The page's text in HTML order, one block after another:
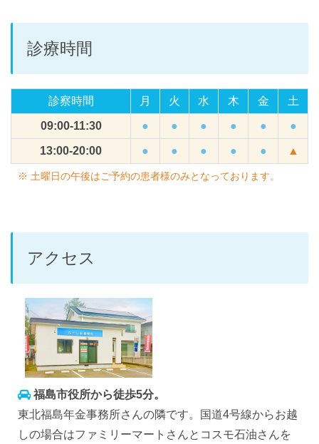
診療時間
診察時間 月 火 水 木 金 土
09:00-11:30 ● ● ● ● ● ●
13:00-20:00 ● ● ● ● ● ▲
※ 土曜日の午後はご予約の患者様のみとなっております。
アクセス
福島市役所から徒歩5分。
東北福島年金事務所さんの隣です。国道4号線からお越
しの場合はファミリーマートさんとコスモ石油さんを